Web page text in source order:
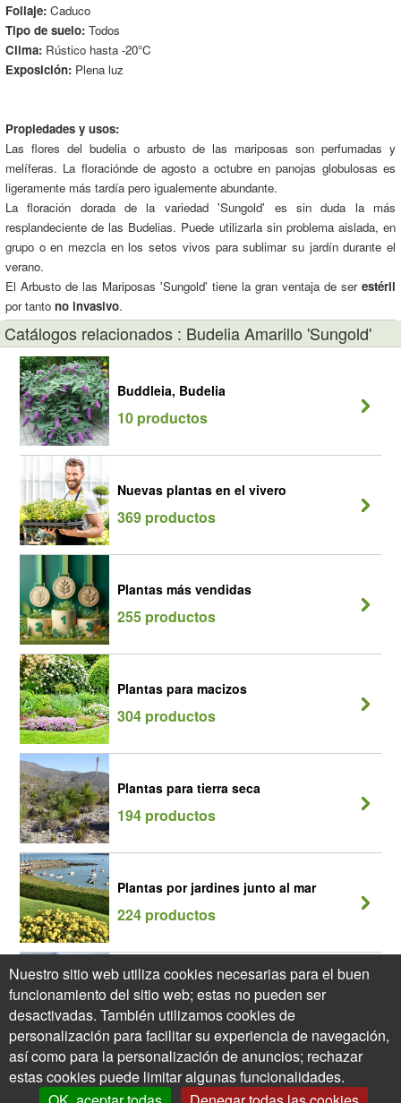
Follaje: Caduco
Tipo de suelo: Todos
Clima: Rústico hasta -20°C
Exposición: Plena luz
Propiedades y usos:
Las flores del budelia o arbusto de las mariposas son perfumadas y
melíferas. La floraciónde de agosto a octubre en panojas globulosas es
ligeramente más tardía pero igualemente abundante.
La floración dorada de la variedad 'Sungold' es sin duda la más
resplandeciente de las Budelias. Puede utilizarla sin problema aislada, en
grupo o en mezcla en los setos vivos para sublimar su jardín durante el
verano.
El Arbusto de las Mariposas 'Sungold' tiene la gran ventaja de ser estéril
por tanto no invasivo.
Catálogos relacionados : Budelia Amarillo 'Sungold'
Buddleia, Budelia
10 productos
Nuevas plantas en el vivero
369 productos
Plantas más vendidas
255 productos
Plantas para macizos
304 productos
Plantas para tierra seca
194 productos
Plantas por jardines junto al mar
224 productos
Seto Florido - Seto 4 estaciones
115 productos
Nuestro sitio web utiliza cookies necesarias para el buen
funcionamiento del sitio web; estas no pueden ser
desactivadas. También utilizamos cookies de
personalización para facilitar su experiencia de navegación,
así como para la personalización de anuncios; rechazar
estas cookies puede limitar algunas funcionalidades.